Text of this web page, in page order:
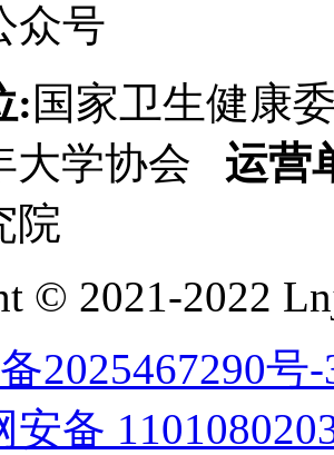
众号
:国家卫生健康
大学协会 运营
院
© 2021-2022
2025467290号-
安备